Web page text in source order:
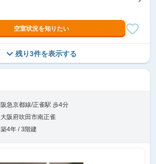
空室状況を知りたい
残り3件を表示する
阪急京都線/正雀駅 歩4分
大阪府吹田市南正雀
築4年 / 3階建